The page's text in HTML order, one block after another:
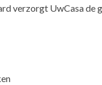
verzorgt UwCasa de